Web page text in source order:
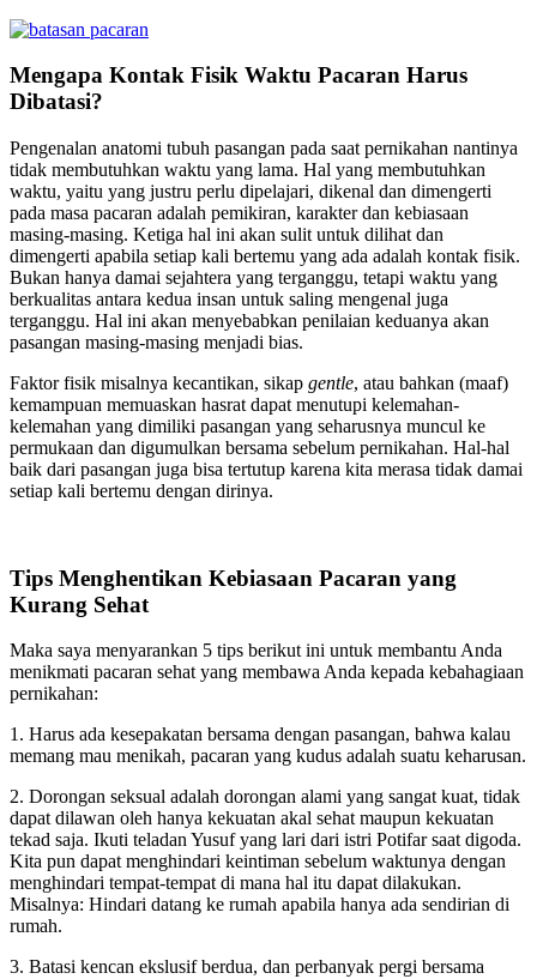
Mengapa Kontak Fisik Waktu Pacaran Harus
Dibatasi?
Pengenalan anatomi tubuh pasangan pada saat pernikahan nantinya
tidak membutuhkan waktu yang lama. Hal yang membutuhkan
waktu, yaitu yang justru perlu dipelajari, dikenal dan dimengerti
pada masa pacaran adalah pemikiran, karakter dan kebiasaan
masing-masing. Ketiga hal ini akan sulit untuk dilihat dan
dimengerti apabila setiap kali bertemu yang ada adalah kontak fisik.
Bukan hanya damai sejahtera yang terganggu, tetapi waktu yang
berkualitas antara kedua insan untuk saling mengenal juga
terganggu. Hal ini akan menyebabkan penilaian keduanya akan
pasangan masing-masing menjadi bias.
Faktor fisik misalnya kecantikan, sikap gentle, atau bahkan (maaf)
kemampuan memuaskan hasrat dapat menutupi kelemahan-
kelemahan yang dimiliki pasangan yang seharusnya muncul ke
permukaan dan digumulkan bersama sebelum pernikahan. Hal-hal
baik dari pasangan juga bisa tertutup karena kita merasa tidak damai
setiap kali bertemu dengan dirinya.
Tips Menghentikan Kebiasaan Pacaran yang
Kurang Sehat
Maka saya menyarankan 5 tips berikut ini untuk membantu Anda
menikmati pacaran sehat yang membawa Anda kepada kebahagiaan
pernikahan:
1. Harus ada kesepakatan bersama dengan pasangan, bahwa kalau
memang mau menikah, pacaran yang kudus adalah suatu keharusan.
2. Dorongan seksual adalah dorongan alami yang sangat kuat, tidak
dapat dilawan oleh hanya kekuatan akal sehat maupun kekuatan
tekad saja. Ikuti teladan Yusuf yang lari dari istri Potifar saat digoda.
Kita pun dapat menghindari keintiman sebelum waktunya dengan
menghindari tempat-tempat di mana hal itu dapat dilakukan.
Misalnya: Hindari datang ke rumah apabila hanya ada sendirian di
rumah.
3. Batasi kencan ekslusif berdua, dan perbanyak pergi bersama